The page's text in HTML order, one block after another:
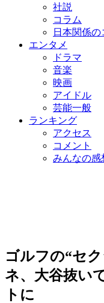
社説
コラム
日本関係の
エンタメ
ドラマ
音楽
映画
アイドル
芸能一般
ランキング
アクセス
コメント
みんなの感
ゴルフの“セ
ネ、大谷抜い
トに